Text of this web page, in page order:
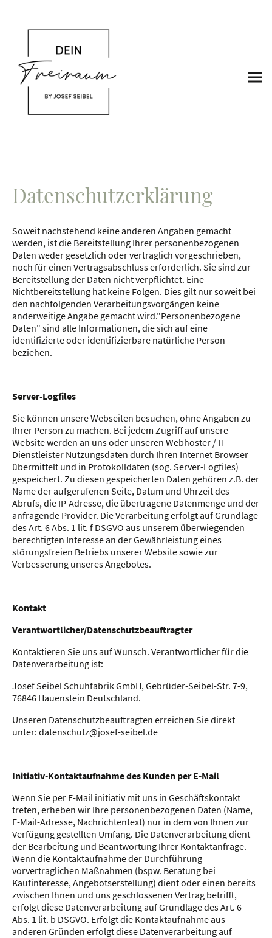
Datenschutzerklärung
Soweit nachstehend keine anderen Angaben gemacht
werden, ist die Bereitstellung Ihrer personenbezogenen
Daten weder gesetzlich oder vertraglich vorgeschrieben,
noch für einen Vertragsabschluss erforderlich. Sie sind zur
Bereitstellung der Daten nicht verpflichtet. Eine
Nichtbereitstellung hat keine Folgen. Dies gilt nur soweit bei
den nachfolgenden Verarbeitungsvorgängen keine
anderweitige Angabe gemacht wird."Personenbezogene
Daten" sind alle Informationen, die sich auf eine
identifizierte oder identifizierbare natürliche Person
beziehen.
Server-Logfiles
Sie können unsere Webseiten besuchen, ohne Angaben zu
Ihrer Person zu machen. Bei jedem Zugriff auf unsere
Website werden an uns oder unseren Webhoster / IT-
Dienstleister Nutzungsdaten durch Ihren Internet Browser
übermittelt und in Protokolldaten (sog. Server-Logfiles)
gespeichert. Zu diesen gespeicherten Daten gehören z.B. der
Name der aufgerufenen Seite, Datum und Uhrzeit des
Abrufs, die IP-Adresse, die übertragene Datenmenge und der
anfragende Provider. Die Verarbeitung erfolgt auf Grundlage
des Art. 6 Abs. 1 lit. f DSGVO aus unserem überwiegenden
berechtigten Interesse an der Gewährleistung eines
störungsfreien Betriebs unserer Website sowie zur
Verbesserung unseres Angebotes.
Kontakt
Verantwortlicher/Datenschutzbeauftragter
Kontaktieren Sie uns auf Wunsch. Verantwortlicher für die
Datenverarbeitung ist:
Josef Seibel Schuhfabrik GmbH, Gebrüder-Seibel-Str. 7-9,
76846 Hauenstein Deutschland.
Unseren Datenschutzbeauftragten erreichen Sie direkt
unter: datenschutz@josef-seibel.de
Initiativ-Kontaktaufnahme des Kunden per E-Mail
Wenn Sie per E-Mail initiativ mit uns in Geschäftskontakt
treten, erheben wir Ihre personenbezogenen Daten (Name,
E-Mail-Adresse, Nachrichtentext) nur in dem von Ihnen zur
Verfügung gestellten Umfang. Die Datenverarbeitung dient
der Bearbeitung und Beantwortung Ihrer Kontaktanfrage.
Wenn die Kontaktaufnahme der Durchführung
vorvertraglichen Maßnahmen (bspw. Beratung bei
Kaufinteresse, Angebotserstellung) dient oder einen bereits
zwischen Ihnen und uns geschlossenen Vertrag betrifft,
erfolgt diese Datenverarbeitung auf Grundlage des Art. 6
Abs. 1 lit. b DSGVO. Erfolgt die Kontaktaufnahme aus
anderen Gründen erfolgt diese Datenverarbeitung auf